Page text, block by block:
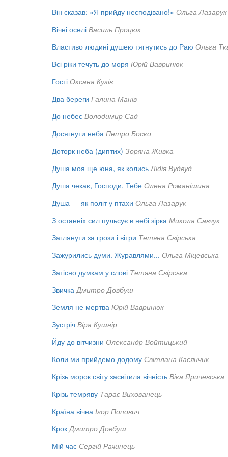
Він сказав: «Я прийду несподівано!» Ольга Лазарук
Вічні оселі Василь Процюк
Властиво людині душею тягнутись до Раю Ольга
Всі ріки течуть до моря Юрій Вавринюк
Гості Оксана Кузів
Два береги Галина Манів
До небес Володимир Сад
Досягнути неба Петро Боско
Доторк неба (диптих) Зоряна Живка
Душа моя ще юна, як колись Лідія Вудвуд
Душа чекає, Господи, Тебе Олена Романішина
Душа — як політ у птахи Ольга Лазарук
З останніх сил пульсує в небі зірка Микола Савчук
Заглянути за грози і вітри Тетяна Свірська
Зажурились думи. Журавлями... Ольга Міцевська
Затісно думкам у слові Тетяна Свірська
Звичка Дмитро Довбуш
Земля не мертва Юрій Вавринюк
Зустріч Віра Кушнір
Йду до вітчизни Олександр Войтицький
Коли ми прийдемо додому Світлана Касянчик
Крізь морок світу засвітила вічність Віка Яричевська
Крізь темряву Тарас Вихованець
Країна вічна Ігор Попович
Крок Дмитро Довбуш
Мій час Сергій Рачинець